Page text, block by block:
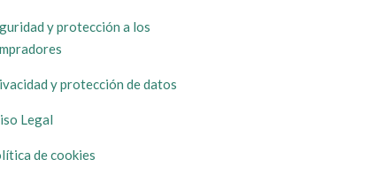
personalizados y analizar nuestro
y protección a los
y protección de datos
Legal
de cookies